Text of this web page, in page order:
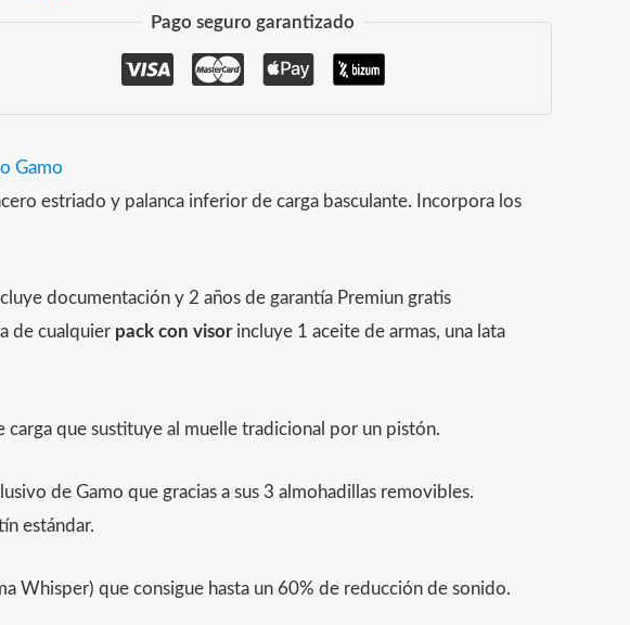
Pago seguro garantizado
estriado y palanca inferior de carga basculante. Incorpora los
documentación y 2 años de garantía Premiun gratis
de cualquier pack con visorincluye 1 aceite de armas, una lata
carga que sustituye al muelle tradicional por un pistón.
de Gamo que gracias a sus 3 almohadillas removibles.
estándar.
Whisper) que consigue hasta un 60% de reducción de sonido.